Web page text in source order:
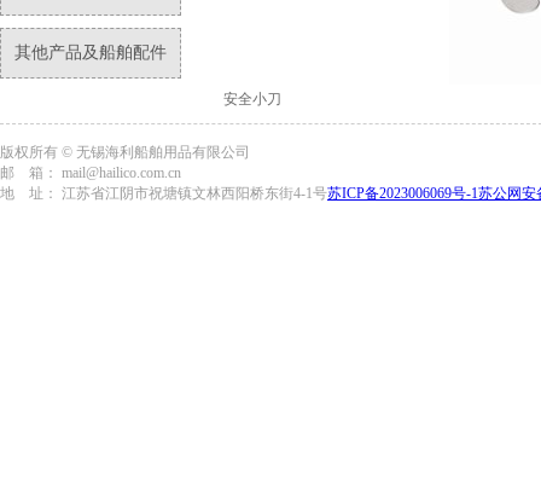
其他产品及船舶配件
安全小刀
版权所有 © 无锡海利船舶用品有限公司
邮 箱： mail@hailico.com.cn
地 址： 江苏省江阴市祝塘镇文林西阳桥东街4-1号苏ICP备2023006069号-1苏公网安